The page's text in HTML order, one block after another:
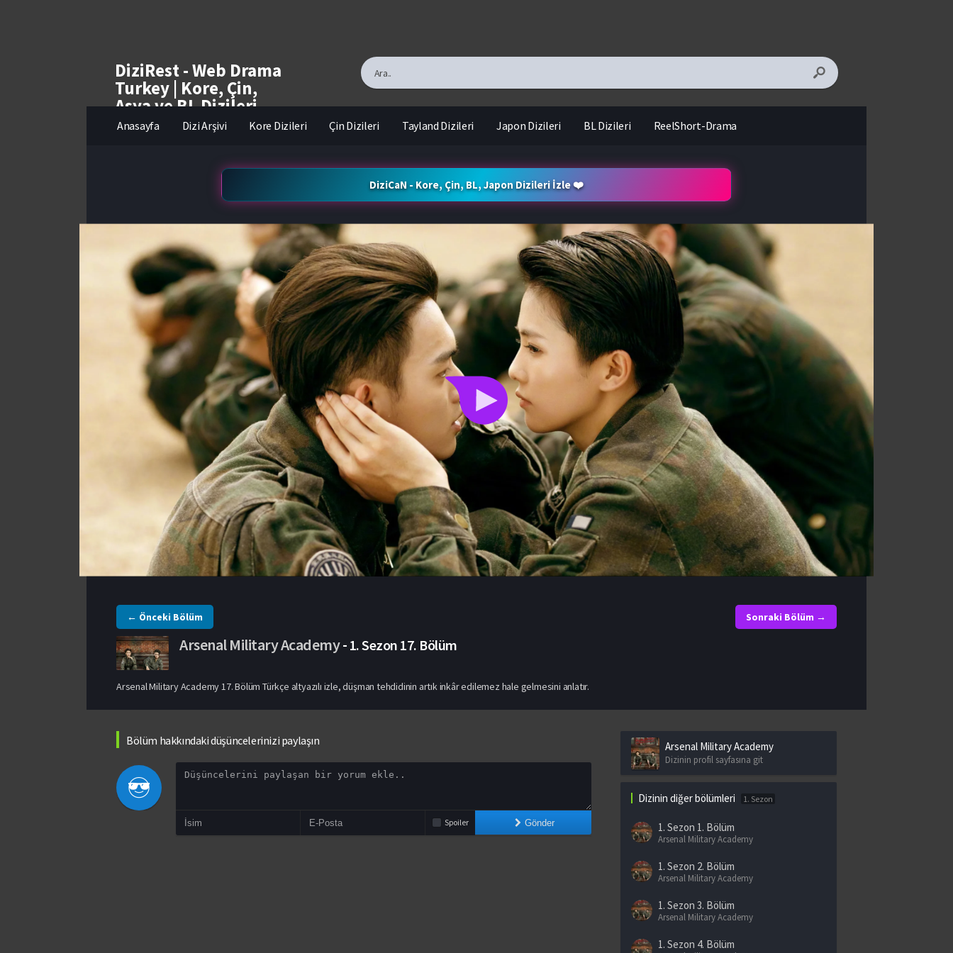
DiziRest - Web Drama
Turkey | Kore, Çin,
Asya ve BL Dizileri
izle
Anasayfa Dizi Arşivi Kore Dizileri Çin Dizileri Tayland Dizileri Japon Dizileri BL Dizileri ReelShort-Drama
DiziCaN - Kore, Çin, BL, Japon Dizileri İzle ❤️
← Önceki Bölüm Sonraki Bölüm →
Arsenal Military Academy- 1. Sezon 17. Bölüm
Arsenal Military Academy 17. Bölüm Türkçe altyazılı izle, düşman tehdidinin artık inkâr edilemez hale gelmesini anlatır.
Bölüm hakkındaki düşüncelerinizi paylaşın
Spoiler Gönder
Arsenal Military Academy
Dizinin profil sayfasına git
Dizinin diğer bölümleri 1. Sezon
1. Sezon 1. Bölüm
Arsenal Military Academy
1. Sezon 2. Bölüm
Arsenal Military Academy
1. Sezon 3. Bölüm
Arsenal Military Academy
1. Sezon 4. Bölüm